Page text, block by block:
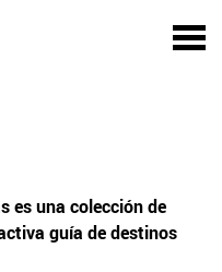
es una colección de
guía de destinos